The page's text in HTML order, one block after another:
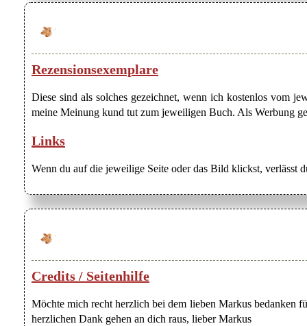
Rezensionsexemplare
Diese sind als solches gezeichnet, wenn ich kostenlos vom
meine Meinung kund tut zum jeweiligen Buch. Als Werbung
Links
Wenn du auf die jeweilige Seite oder das Bild klickst, verlässt
Credits / Seitenhilfe
Möchte mich recht herzlich bei dem lieben Markus bedanken
herzlichen Dank gehen an dich raus, lieber Markus